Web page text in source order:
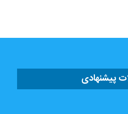
پیشنهادی